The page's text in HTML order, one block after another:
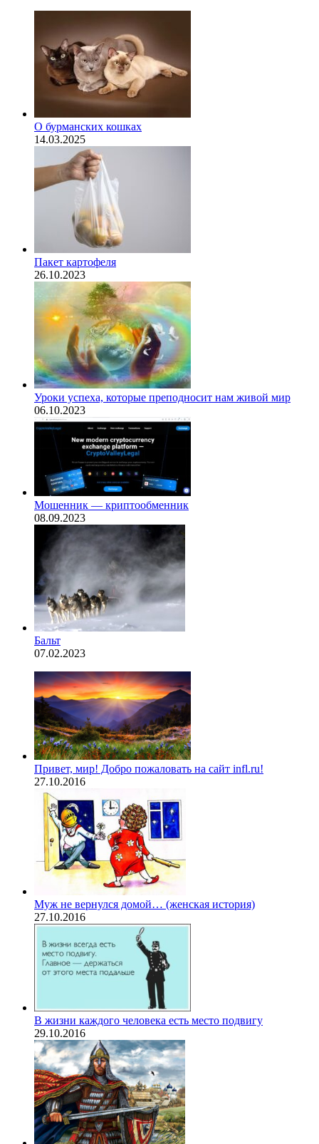
О бурманских кошках
14.03.2025
Пакет картофеля
26.10.2023
​Уроки успеха, которые преподносит нам живой мир
06.10.2023
Мошенник — криптообменник
08.09.2023
Бальт
07.02.2023
Привет, мир! Добро пожаловать на сайт infl.ru!
27.10.2016
Муж не вернулся домой… (женская история)
27.10.2016
В жизни каждого человека есть место подвигу
29.10.2016